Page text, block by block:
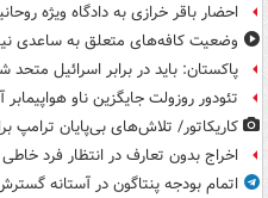
احضار باقر خرازی به دادگاه ویژه
وضعیت کافه‌های متعلق به ساعدی
پاکستان: باید در برابر اسرائیل متحد
تئودور روزولت جایگزین ناو
کاریکاتور/ تلاش‌های بی‌پایان ترامپ
اخراج بدون تعارف در انتظار فرد
اتمام بودجه پنتاگون در آستانه